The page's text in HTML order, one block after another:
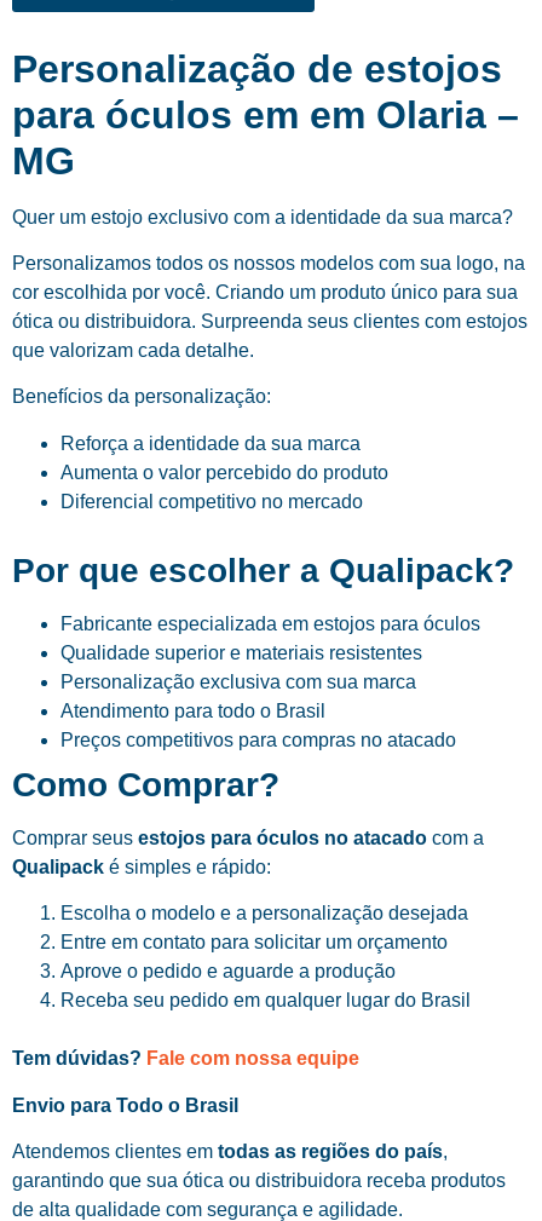
Personalização de estojos
para óculos em em Olaria –
MG
Quer um estojo exclusivo com a identidade da sua marca?
Personalizamos todos os nossos modelos com sua logo, na
cor escolhida por você. Criando um produto único para sua
ótica ou distribuidora. Surpreenda seus clientes com estojos
que valorizam cada detalhe.
Benefícios da personalização:
Reforça a identidade da sua marca
Aumenta o valor percebido do produto
Diferencial competitivo no mercado
Por que escolher a Qualipack?
Fabricante especializada em estojos para óculos
Qualidade superior e materiais resistentes
Personalização exclusiva com sua marca
Atendimento para todo o Brasil
Preços competitivos para compras no atacado
Como Comprar?
Comprar seus estojos para óculos no atacado com a
Qualipack é simples e rápido:
Escolha o modelo e a personalização desejada
Entre em contato para solicitar um orçamento
Aprove o pedido e aguarde a produção
Receba seu pedido em qualquer lugar do Brasil
Tem dúvidas? Fale com nossa equipe
Envio para Todo o Brasil
Atendemos clientes em todas as regiões do país,
garantindo que sua ótica ou distribuidora receba produtos
de alta qualidade com segurança e agilidade.